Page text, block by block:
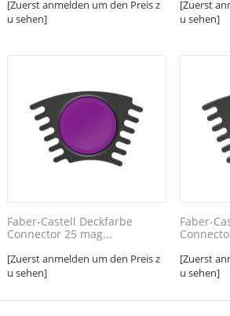
[Zuerst anmelden um den Preis z
u sehen]
[Zuerst
u sehen]
Faber-Castell Deckfarbe
Connector 25 mag...
[Zuerst anmelden um den Preis z
u sehen]
Faber-
[Zuerst
u sehen]